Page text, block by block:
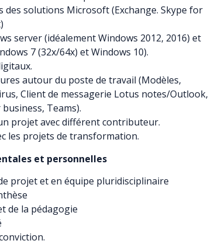
solutions Microsoft (Exchange. Skype for
server (idéalement Windows 2012, 2016) et
7 (32x/64x) et Windows 10).
autour du poste de travail (Modèles,
Client de messagerie Lotus notes/Outlook,
Teams).
projet avec différent contributeur.
les projets de transformation.
et personnelles
projet et en équipe pluridisciplinaire
de la pédagogie